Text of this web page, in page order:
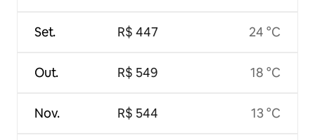
Set.
Out.
Nov.
R$ 447
R$ 549
R$ 544
24 °C
18 °C
13 °C